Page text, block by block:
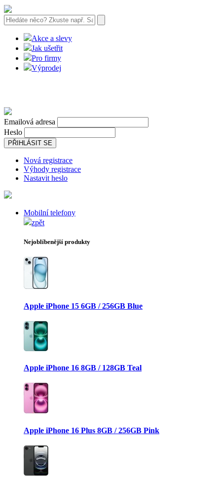
Akce a slevy
Jak ušetřit
Pro firmy
Výprodej
Emailová adresa
Heslo
PŘIHLÁSIT SE
Nová registrace
Výhody registrace
Nastavit heslo
Mobilní telefony
zpět
Nejoblíbenější produkty
Apple iPhone 15 6GB / 256GB Blue
Apple iPhone 16 8GB / 128GB Teal
Apple iPhone 16 Plus 8GB / 256GB Pink